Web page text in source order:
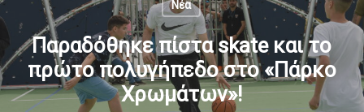
Νέα
Παραδόθηκε πίστα skate και το
πρώτο πολυγήπεδο στο «Πάρκο
Χρωμάτων»!